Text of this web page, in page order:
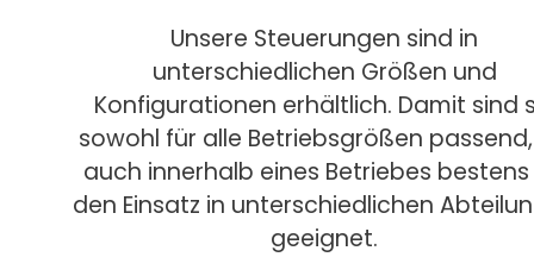
Unsere Steuerungen sind in
unterschiedlichen Größen und
Konfigurationen erhältlich. Damit sind
sowohl für alle Betriebsgrößen
auch innerhalb eines Betriebes
den Einsatz in unterschiedlichen
geeignet.